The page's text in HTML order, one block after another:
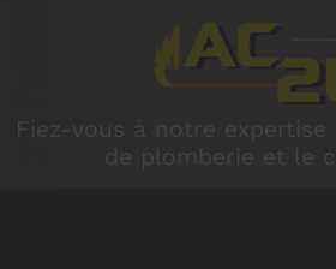
Fiez-vous à notre expertise
de plomberie et le